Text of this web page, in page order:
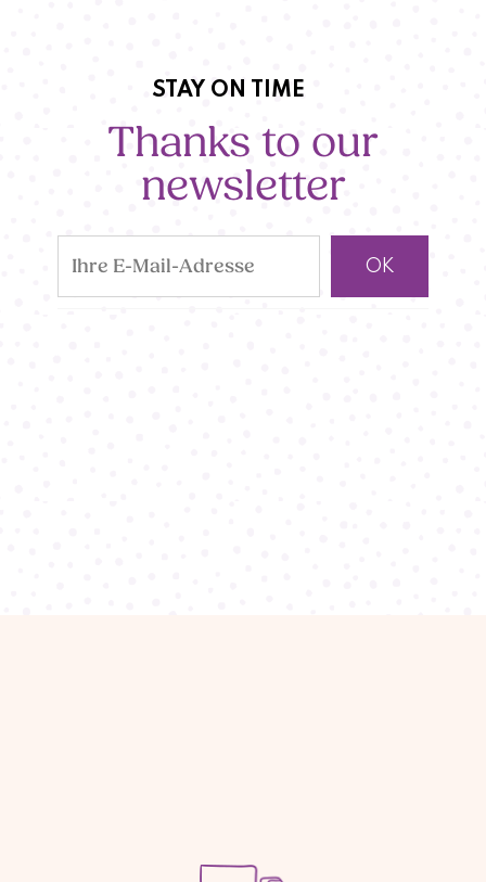
STAY ON TIME
Thanks to our
newsletter